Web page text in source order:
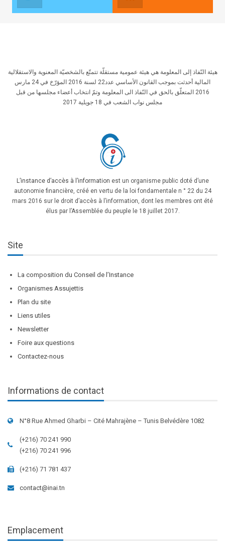
هيئة النّفاذ إلى المعلومة هي هيئة عمومية مستقلّة تتمتّع بالشخصيّة المعنوية والاستقلالية
المالية أحدثت بموجب القانون الأساسي عدد22 لسنة 2016 المؤرّخ في 24 مارس
2016 المتعلّق بالحق في النّفاذ الى المعلومة وتمّ انتخاب أعضاء مجلسها من قبل
مجلس نواب الشعب في 18 جويلية 2017
L’instance d’accès à l’information est un organisme public doté d’une
autonomie financière, créé en vertu de la loi fondamentale n ° 22 du 24
mars 2016 sur le droit d’accès à l’information, dont les membres ont été
élus par l’Assemblée du peuple le 18 juillet 2017.
Site
La composition du Conseil de l’Instance
Organismes Assujettis
Plan du site
Liens utiles
Newsletter
Foire aux questions
Contactez-nous
Informations de contact
N°8 Rue Ahmed Gharbi – Cité Mahrajène – Tunis Belvédère 1082
(+216) 70 241 990
(+216) 70 241 996
(+216) 71 781 437
contact@inai.tn
Emplacement